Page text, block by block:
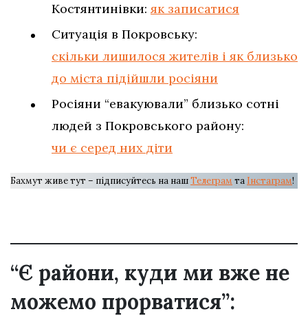
Костянтинівки:як записатися
Ситуація в Покровську:
скільки лишилося жителів і як близько
до міста підійшли росіяни
Росіяни “евакуювали” близько сотні
людей з Покровського району:
чи є серед них діти
Бахмут живе тут – підписуйтесь на нашТелеграм та Інстаграм!
“Є райони, куди ми вже не
можемо прорватися”: